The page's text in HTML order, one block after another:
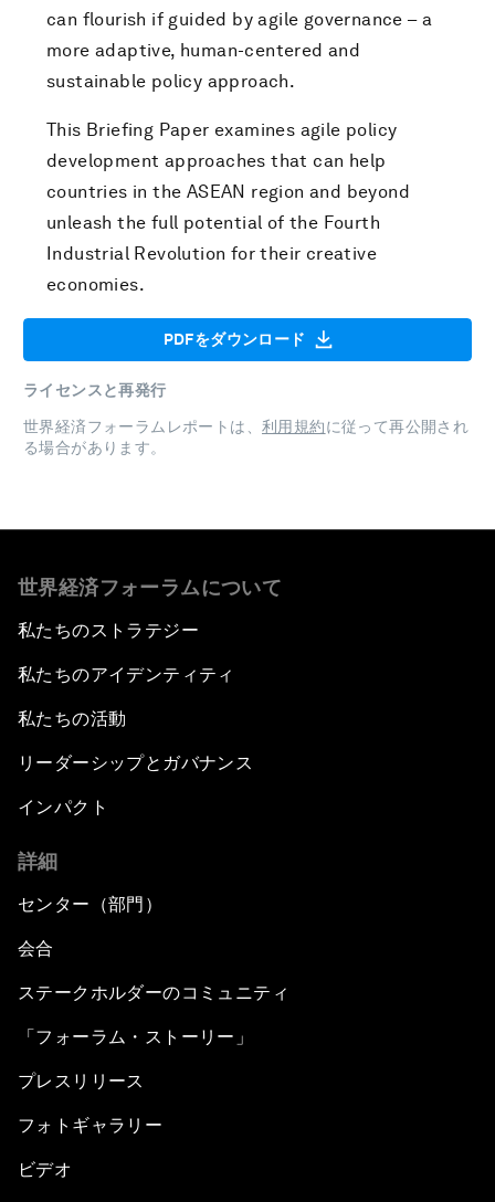
can flourish if guided by agile governance – a
more adaptive, human-centered and
sustainable policy approach.
This Briefing Paper examines agile policy
development approaches that can help
countries in the ASEAN region and beyond
unleash the full potential of the Fourth
Industrial Revolution for their creative
economies.
PDFをダウンロード
ライセンスと再発行
世界経済フォーラムレポートは、 利用規約に従って再公開され
る場合があります。
世界経済フォーラムについて
私たちのストラテジー
私たちのアイデンティティ
私たちの活動
リーダーシップとガバナンス
インパクト
詳細
センター（部門）
会合
ステークホルダーのコミュニティ
「フォーラム・ストーリー」
プレスリリース
フォトギャラリー
ビデオ